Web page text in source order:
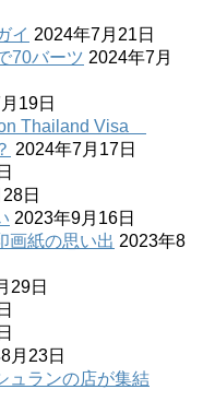
イ 2024年7月21日
70バーツ 2024年7月
19日
Thailand Visa
2024年7月17日
日
2023年9月16日
画紙の思い出 2023年8
29日
月23日
ュランの店が集結